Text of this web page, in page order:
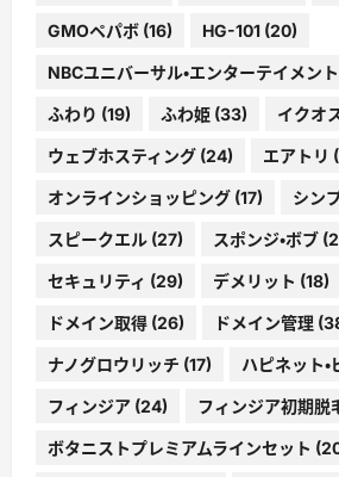
GMOペパボ (16) HG-101 (20)
NBCユニバーサル・エンターテイメン
ふわり (19) ふわ姫 (33) イクオ
ウェブホスティング (24) エアトリ
オンラインショッピング (17) シン
スピークエル (27) スポンジ・ボブ
セキュリティ (29) デメリット (18)
ドメイン取得 (26) ドメイン管理
ナノグロウリッチ (17) ハピネット
フィンジア (24) フィンジア初期脱
ボタニストプレミアムラインセット